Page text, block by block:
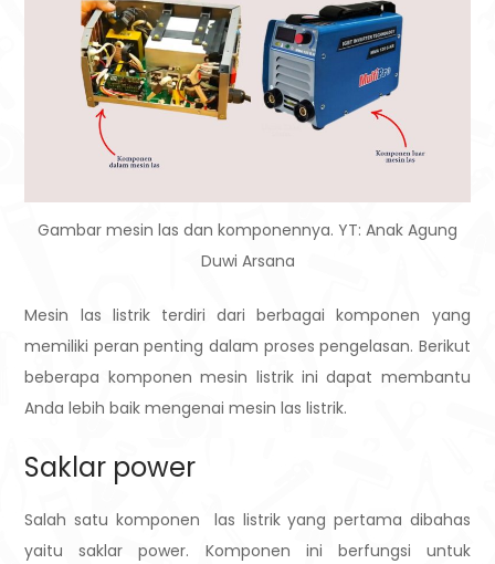
Gambar mesin las dan komponennya. YT: Anak Agung
Duwi Arsana
Mesin las listrik terdiri dari berbagai komponen yang
memiliki peran penting dalam proses pengelasan. Berikut
beberapa komponen mesin listrik ini dapat membantu
Anda lebih baik mengenai mesin las listrik.
Saklar power
Salah satu komponen las listrik yang pertama dibahas
yaitu saklar power. Komponen ini berfungsi untuk